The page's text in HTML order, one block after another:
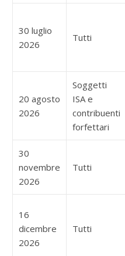
30 luglio
2026
Tutti
20 agosto
2026
Soggetti
ISA e
contribuenti
forfettari
30
novembre
2026
Tutti
16
dicembre
2026
Tutti